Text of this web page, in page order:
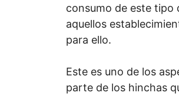
consumo de este tipo
aquellos
para ello.
Este es uno de los
parte de los hinchas